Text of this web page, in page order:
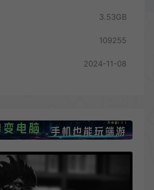
3.53GB
109255
2024-11-08